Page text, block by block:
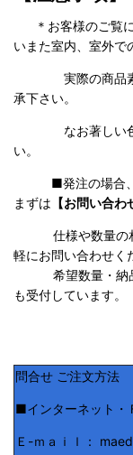
＊お客様のご覧
いまた室内、室外で
実際の商品素材
承下さい。
なお著しい色の
い。
■発注の場合、在
まずは 【お問い合わ
仕様や数量の相
軽にお問い合わ
希望数量・納品
も受付しています。
問合せ ご注文方法
■インターネット・
Ｅ-ｍａｉｌ：